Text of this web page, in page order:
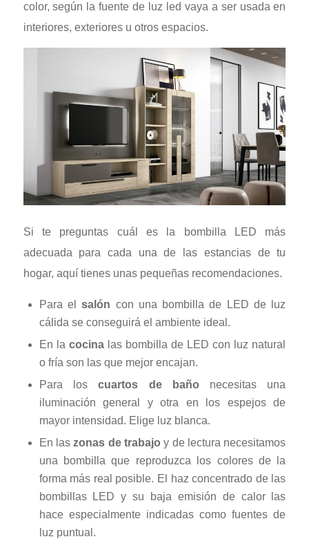
color, según la fuente de luz led vaya a ser usada en
interiores, exteriores u otros espacios.
Si te preguntas cuál es la bombilla LED más
adecuada para cada una de las estancias de tu
hogar, aquí tienes unas pequeñas recomendaciones.
Para elsalón con una bombilla de LED de luz
cálida se conseguirá el ambiente ideal.
En la cocinalas bombilla de LED con luz natural
o fría son las que mejor encajan.
Para loscuartos de baño necesitas una
iluminación general y otra en los espejos de
mayor intensidad. Elige luz blanca.
En laszonas de trabajo y de lectura necesitamos
una bombilla que reproduzca los colores de la
forma más real posible. El haz concentrado de las
bombillas LED y su baja emisión de calor las
hace especialmente indicadas como fuentes de
luz puntual.